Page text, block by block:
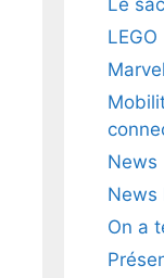
Le
LEGO
Marvel
News
News
On a